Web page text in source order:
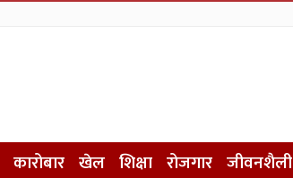
कारोबार खेल शिक्षा रोजगार जीवनशैली